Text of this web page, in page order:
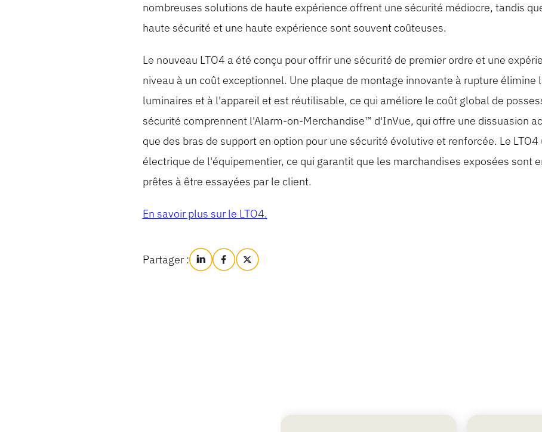
nombreuses solutions de haute expérience offrent une sécurité médiocre, tandis
haute sécurité et une haute expérience sont souvent coûteuses.
Le nouveau LTO4 a été conçu pour offrir une sécurité de premier ordre et une
niveau à un coût exceptionnel. Une plaque de montage innovante à rupture élimine
luminaires et à l'appareil et est réutilisable, ce qui améliore le coût global de
sécurité comprennent l'Alarm-on-Merchandise™ d'InVue, qui offre une dissuasion
que des bras de support en option pour une sécurité évolutive et renforcée. Le
électrique de l'équipementier, ce qui garantit que les marchandises exposées sont
prêtes à être essayées par le client.
En savoir plus sur le LTO4.
Partager :